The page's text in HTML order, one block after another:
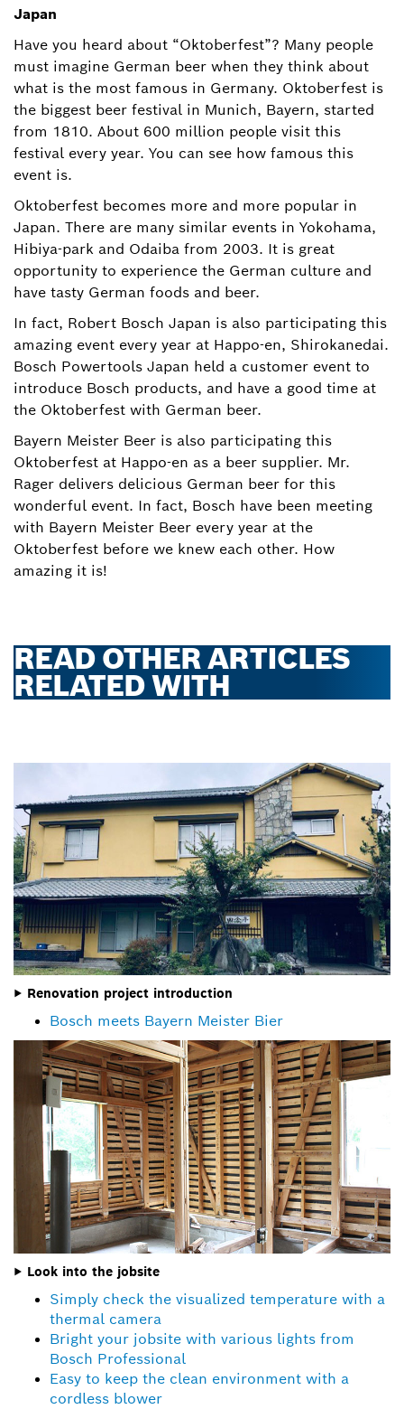
Japan
Have you heard about “Oktoberfest”? Many people
must imagine German beer when they think about
what is the most famous in Germany. Oktoberfest is
the biggest beer festival in Munich, Bayern, started
from 1810. About 600 million people visit this
festival every year. You can see how famous this
event is.
Oktoberfest becomes more and more popular in
Japan. There are many similar events in Yokohama,
Hibiya-park and Odaiba from 2003. It is great
opportunity to experience the German culture and
have tasty German foods and beer.
In fact, Robert Bosch Japan is also participating this
amazing event every year at Happo-en, Shirokanedai.
Bosch Powertools Japan held a customer event to
introduce Bosch products, and have a good time at
the Oktoberfest with German beer.
Bayern Meister Beer is also participating this
Oktoberfest at Happo-en as a beer supplier. Mr.
Rager delivers delicious German beer for this
wonderful event. In fact, Bosch have been meeting
with Bayern Meister Beer every year at the
Oktoberfest before we knew each other. How
amazing it is!
READ OTHER ARTICLES
RELATED WITH
▶ Renovation project introduction
Bosch meets Bayern Meister Bier
▶ Look into the jobsite
Simply check the visualized temperature with a
thermal camera
Bright your jobsite with various lights from
Bosch Professional
Easy to keep the clean environment with a
cordless blower